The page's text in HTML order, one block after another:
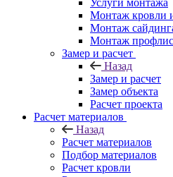
Услуги монтажа
Монтаж кровли
Монтаж
Монтаж
Замер и расчет
Назад
Замер и расчет
Замер объекта
Расчет проекта
Расчет материалов
Назад
Расчет материалов
Подбор материалов
Расчет кровли